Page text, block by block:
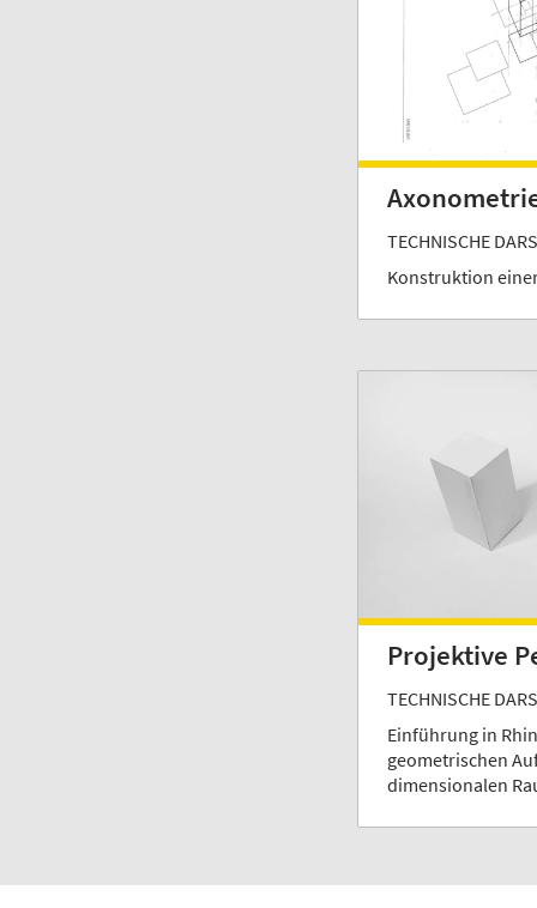
TECHNISCHE
Konstruktion
Projektive
TECHNISCHE
Einführung in
geometrischen
dimensionalen